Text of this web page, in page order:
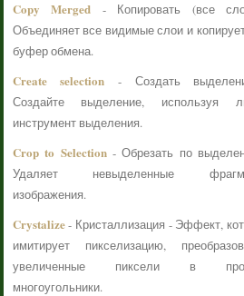
Copy Merged - Копировать (все
Объединяет все видимые слои и
буфер обмена.
Create selection - Создать
Создайте выделение, используя
инструмент выделения.
Crop to Selection- Обрезать по
Удаляет невыделенные
изображения.
Crystalize- Кристаллизация - Эффект,
имитирует пикселизацию,
увеличенные пиксели в
многоугольники.